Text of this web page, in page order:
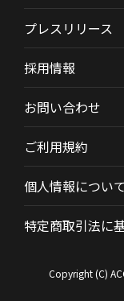
プレスリリース
採用情報
お問い合わせ
ご利用規約
個人情報について
特定商取引法に
Copyright (C)